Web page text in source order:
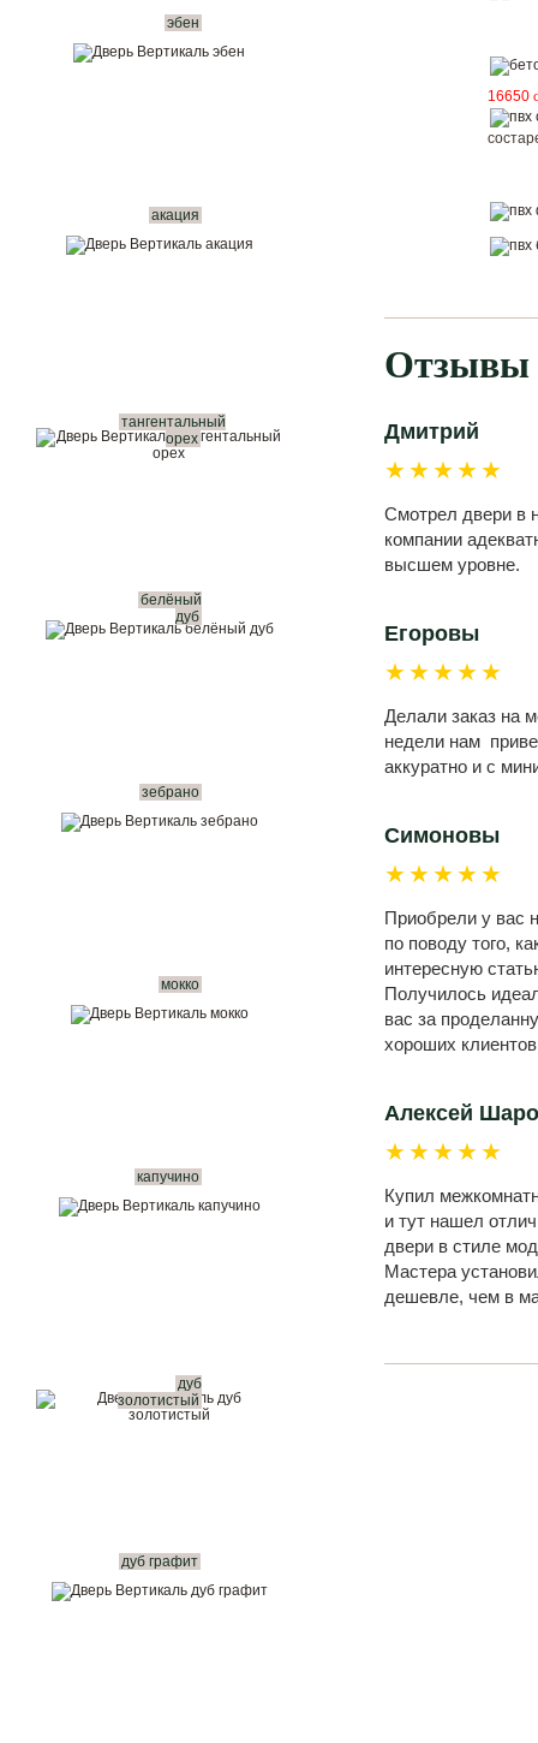
эбен
акация
тангентальный
орех
белёный
дуб
зебрано
мокко
капучино
дуб
золотистый
дуб графит
16650 c
Отзывы
Дмитрий
★★★★★
Смотрел двери в
компании
высшем уровне.
Егоровы
★★★★★
Делали заказ на
недели нам
аккуратно и с
Симоновы
★★★★★
Приобрели у вас
по поводу того,
интересную
Получилось
вас за
хороших
Алексей
★★★★★
Купил
и тут нашел
двери в стиле
Мастера
дешевле, чем в